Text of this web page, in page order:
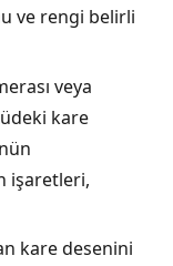
ve rengi belirli
veya
kare
işaretleri,
kare desenini